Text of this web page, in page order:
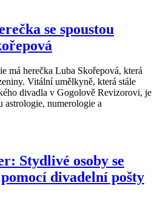
se spoustou
má herečka Luba Skořepová, která
Vitální umělkyně, která stále
divadla v Gogolově Revizorovi, je
astrologie, numerologie a
Stydlivé osoby se
divadelní pošty